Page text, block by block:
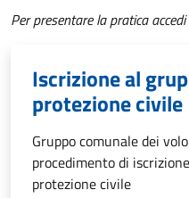
Per presentare la pratica
Iscrizione al
protezione civile
Gruppo comunale dei
procedimento di
protezione civile